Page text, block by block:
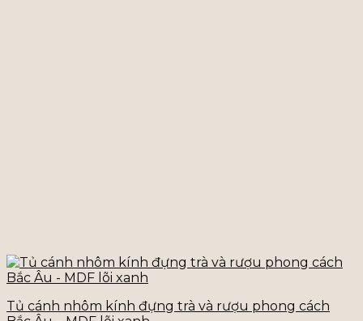
Tủ cánh nhôm kính đựng trà và rượu phong cách